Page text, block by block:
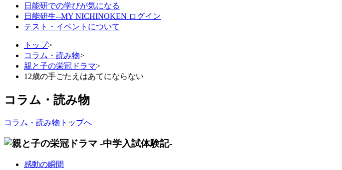
日能研での学びが気になる
日能研生--MY NICHINOKEN ログイン
テスト・イベントについて
トップ>
コラム・読み物>
親と子の栄冠ドラマ>
12歳の手ごたえはあてにならない
コラム・読み物
コラム・読み物トップへ
感動の瞬間